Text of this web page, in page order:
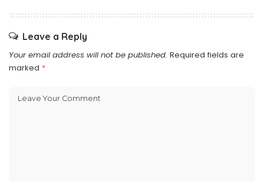
Leave a Reply
Your email address will not be published. Required fields are
marked *